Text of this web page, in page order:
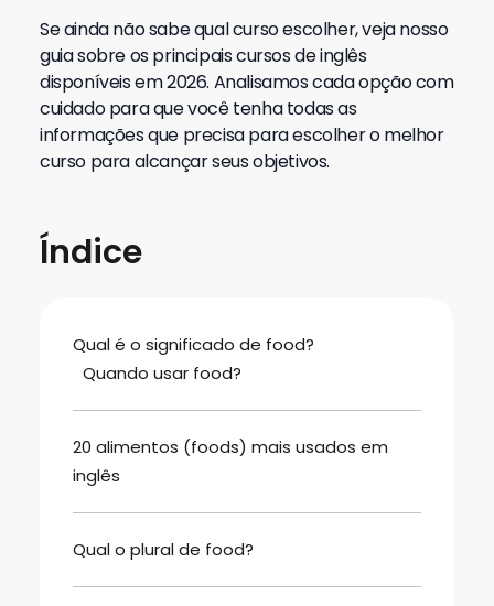
Se ainda não sabe qual curso escolher, veja nosso
guia sobre os principais cursos de inglês
disponíveis em 2026. Analisamos cada opção com
cuidado para que você tenha todas as
informações que precisa para escolher o melhor
curso para alcançar seus objetivos.
Índice
Qual é o significado de food?
Quando usar food?
20 alimentos (foods) mais usados em
inglês
Qual o plural de food?